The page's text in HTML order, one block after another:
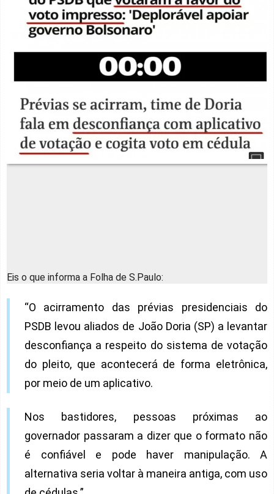
Eis o que informa a Folha de S.Paulo:
“O acirramento das prévias presidenciais do
PSDB levou aliados de João Doria (SP) a levantar
desconfiança a respeito do sistema de votação
do pleito, que acontecerá de forma eletrônica,
por meio de um aplicativo.
Nos bastidores, pessoas próximas ao
governador passaram a dizer que o formato não
é confiável e pode haver manipulação. A
alternativa seria voltar à maneira antiga, com uso